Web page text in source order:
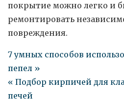
покрытие можно легко и
ремонтировать
повреждения.
7 умных способов
пепел »
« Подбор кирпичей для
печей